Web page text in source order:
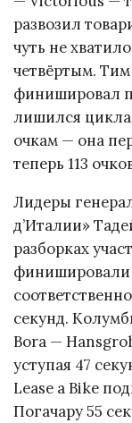
развозил
чуть не
четвёртым.
финишировал
лишился
очкам — она
теперь 113
Лидеры
д’Италии»
разборках
финишировали
секунд.
Bora —
уступая 47
Lease a Bike
Погачару 55